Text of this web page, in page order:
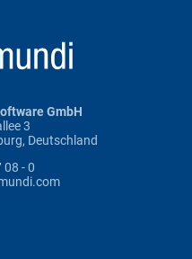
GmbH
3
Deutschland
08 - 0